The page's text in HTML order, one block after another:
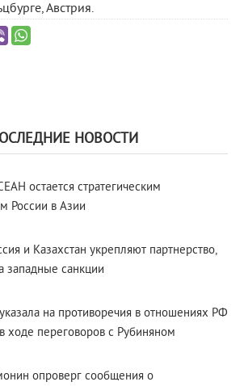
Австрия.
НОВОСТИ
остается стратегическим
России в Азии
и Казахстан укрепляют партнерство,
западные санкции
на противоречия в отношениях РФ
ходе переговоров с Рубиняном
опроверг сообщения о